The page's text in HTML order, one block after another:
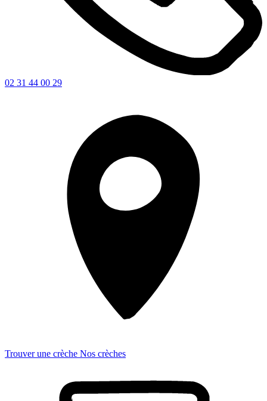
02 31 44 00 29
Trouver une crèche Nos crèches